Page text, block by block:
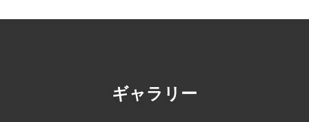
ギャラリー